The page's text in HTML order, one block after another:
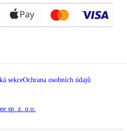
sekceOchrana osobních údajů
sp. z. o.o.